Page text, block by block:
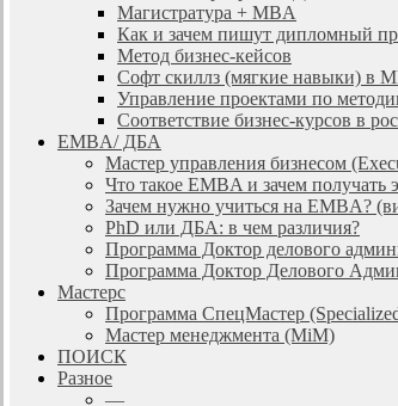
Магистратура + MBA
Как и зачем пишут дипломный
Метод бизнес-кейсов
Софт скиллз (мягкие навыки) в
Управление проектами по
Соответствие бизнес-курсов в
EMBA/ ДБA
Мастер управления бизнесом
Что такое EMBA и зачем получать
Зачем нужно учиться на EMBA?
PhD или ДБА: в чем различия?
Программа Доктор делового
Программа Доктор Делового
Мастерс
Программа СпецМастер
Мастер менеджмента (MiM)
ПОИСК
Разное
—